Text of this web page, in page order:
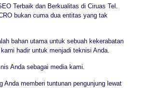
Terbaik dan Berkualitas di Ciruas Tel.
bukan cuma dua entitas yang tak
bahan utama untuk sebuah kekerabatan
hadir untuk menjadi teknisi Anda.
Anda sebagai media kami.
Anda memberi tuntunan pengunjung lewat